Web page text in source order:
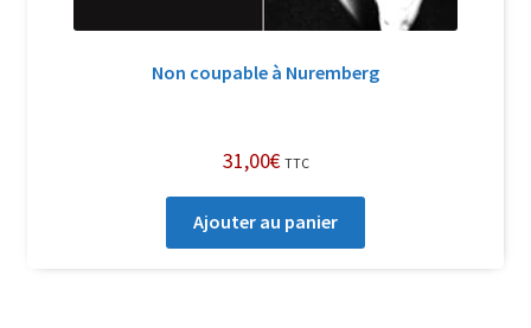
Non coupable à Nuremberg
31,00€ TTC
Ajouter au panier